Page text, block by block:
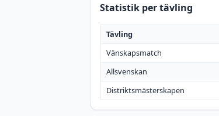
Statistik per tävling
Tävling
Vänskapsmatch
Allsvenskan
Distriktsmästerskapen